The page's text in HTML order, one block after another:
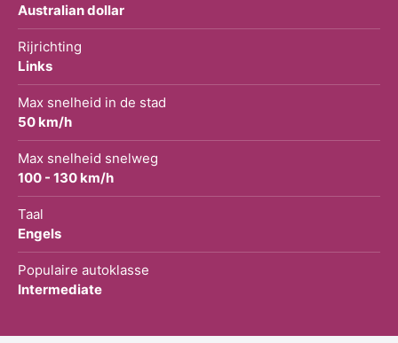
Australian dollar
Rijrichting
Links
Max snelheid in de stad
50 km/h
Max snelheid snelweg
100 - 130 km/h
Taal
Engels
Populaire autoklasse
Intermediate